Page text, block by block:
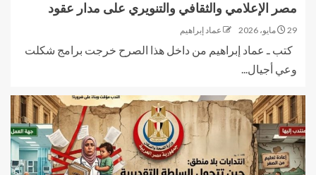
مصر الإعلامي والثقافي والتنويري على مدار عقود
29 مايو، 2026 عماد إبراهيم
كتب ـ عماد إبراهيم من داخل هذا الصرح خرجت برامج شكلت
وعي أجيال...